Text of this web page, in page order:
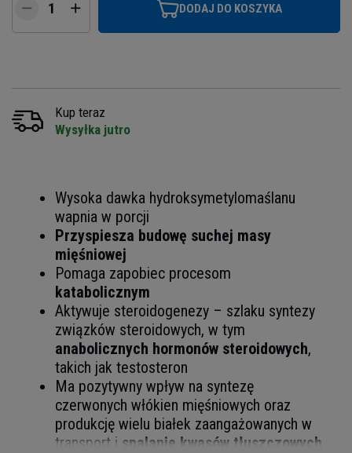
DODAJ DO KOSZYKA
Kup teraz
Wysyłka jutro
Wysoka dawka hydroksymetylomaślanu
wapnia w porcji
Przyspiesza budowę suchej masy
mięśniowej
Pomaga zapobiec procesom
katabolicznym
Aktywuje steroidogenezy – szlaku syntezy
związków steroidowych, w tym
anabolicznych hormonów steroidowych,
takich jak testosteron
Ma pozytywny wpływ na syntezę
czerwonych włókien mięśniowych oraz
produkcję wielu białek zaangażowanych w
transport i spalanie kwasów tłuszczowych